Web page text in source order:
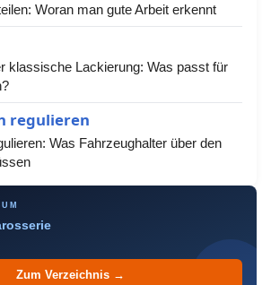
Woran man gute Arbeit erkennt
klassische Lackierung: Was passt für
regulieren
Was Fahrzeughalter über den
Zum Verzeichnis →